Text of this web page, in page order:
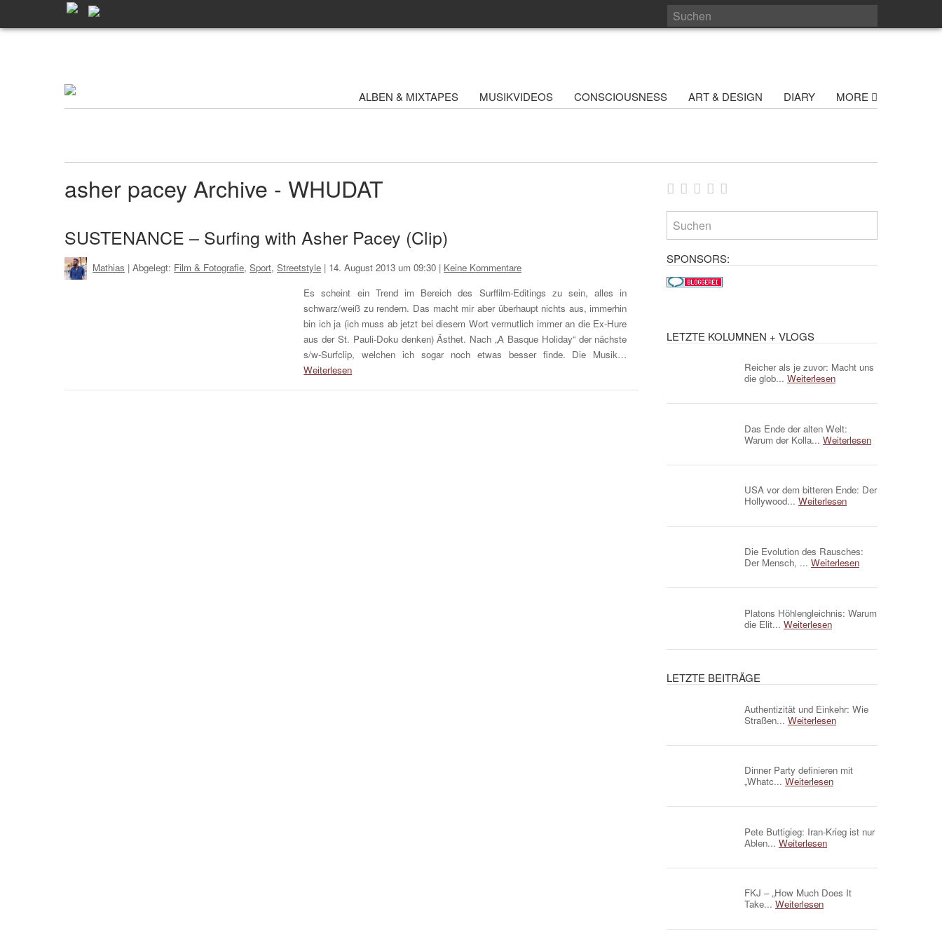
ALBEN & MIXTAPES MUSIKVIDEOS CONSCIOUSNESS ART & DESIGN DIARY MORE
asher pacey Archive - WHUDAT
SUSTENANCE – Surfing with Asher Pacey (Clip)
Mathias | Abgelegt: Film & Fotografie,Sport,Streetstyle | 14. August 2013 um 09:30 | Keine Kommentare
Es scheint ein Trend im Bereich des Surffilm-Editings zu sein, alles in
schwarz/weiß zu rendern. Das macht mir aber überhaupt nichts aus, immerhin
bin ich ja (ich muss ab jetzt bei diesem Wort vermutlich immer an die Ex-Hure
aus der St. Pauli-Doku denken) Ästhet. Nach „A Basque Holiday“ der nächste
s/w-Surfclip, welchen ich sogar noch etwas besser finde. Die Musik…
Weiterlesen
SPONSORS:
LETZTE KOLUMNEN + VLOGS
Reicher als je zuvor: Macht uns
die glob... Weiterlesen
Das Ende der alten Welt:
Warum der Kolla... Weiterlesen
USA vor dem bitteren Ende: Der
Hollywood... Weiterlesen
Die Evolution des Rausches:
Der Mensch, ... Weiterlesen
Platons Höhlengleichnis: Warum
die Elit... Weiterlesen
LETZTE BEITRÄGE
Authentizität und Einkehr: Wie
Straßen... Weiterlesen
Dinner Party definieren mit
„Whatc... Weiterlesen
Pete Buttigieg: Iran-Krieg ist nur
Ablen... Weiterlesen
FKJ – „How Much Does It
Take... Weiterlesen